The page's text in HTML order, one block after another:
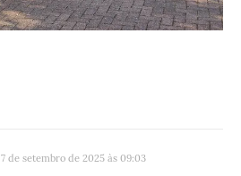
7 de setembro de 2025 às 09:03